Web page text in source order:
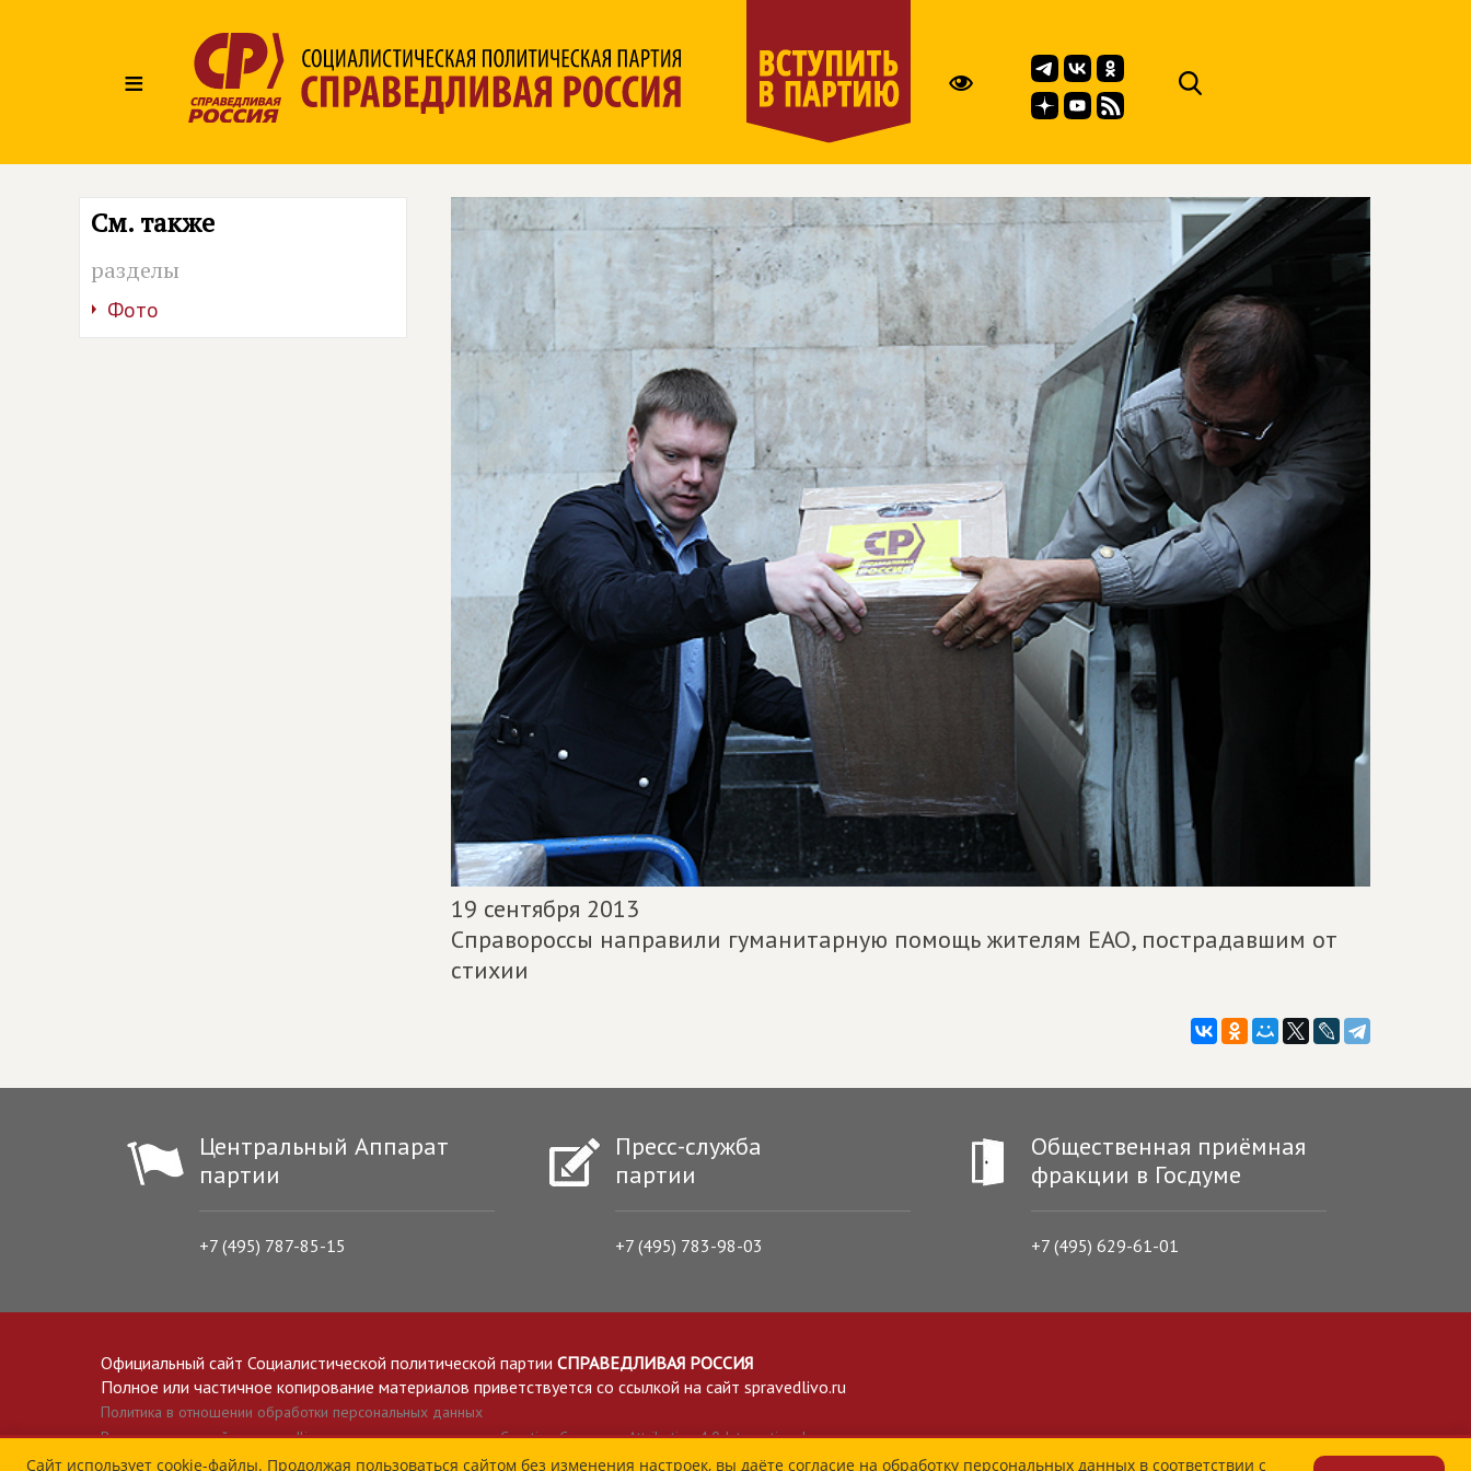
≡
См. также
разделы
Фото
19 сентября 2013
Справороссы направили гуманитарную помощь жителям ЕАО, пострадавшим от
стихии
Центральный Аппарат
партии
+7 (495) 787-85-15
Пресс-служба
партии
+7 (495) 783-98-03
Общественная приёмная
фракции в Госдуме
+7 (495) 629-61-01
Официальный сайт Социалистической политической партии СПРАВЕДЛИВАЯ РОССИЯ
Полное или частичное копирование материалов приветствуется со ссылкой на сайт spravedlivo.ru
Политика в отношении обработки персональных данных
Все материалы сайта spravedlivo.ru доступны по лицензии Creative Commons Attribution 4.0 International
Сайт использует cookie-файлы. Продолжая пользоваться сайтом без изменения настроек, вы даёте согласие на обработку персональных данных в соответствии с